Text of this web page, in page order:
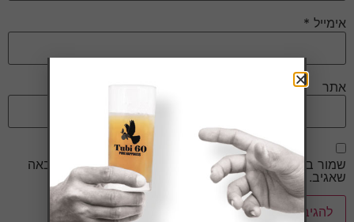
אימייל *
אתר
שמור בדפדפן זה את השם, האימייל והאתר שלי לפעם הבאה
שאגיב.